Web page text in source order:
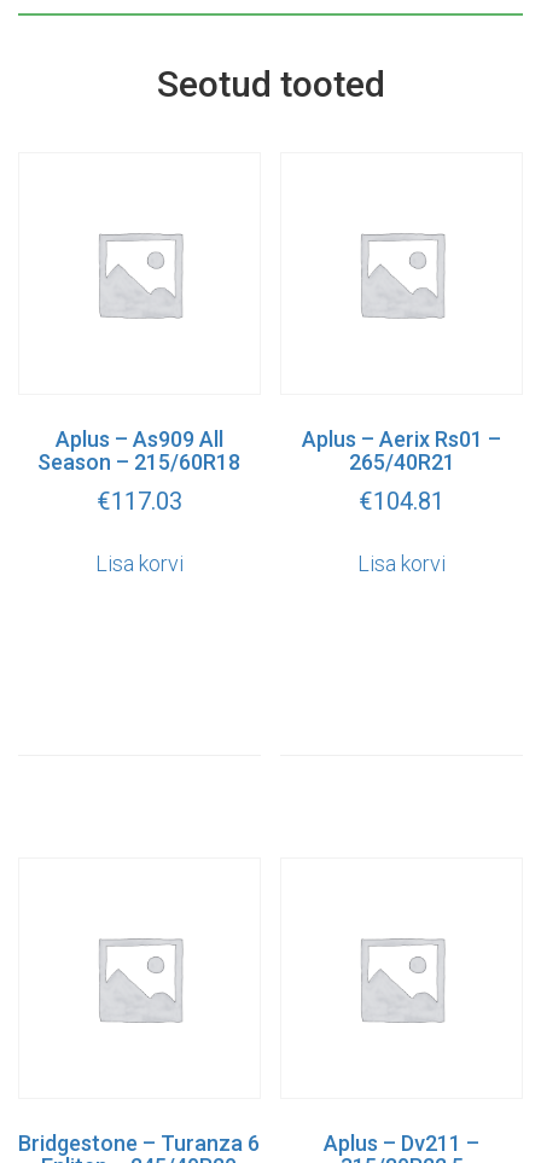
Seotud tooted
Aplus – As909 All
Season – 215/60R18
€117.03
Lisa korvi
Aplus – Aerix Rs01 –
265/40R21
€104.81
Lisa korvi
Bridgestone – Turanza 6
Aplus – Dv211 –